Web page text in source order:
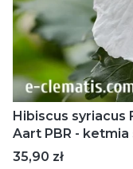
Hibiscus syriacus
Aart PBR - ketmia
Cena
35,90 zł